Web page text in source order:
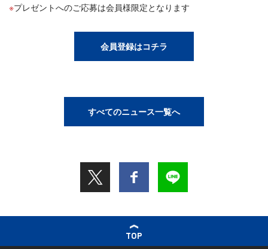
プレゼントへのご応募は会員様限定となります
会員登録はコチラ
すべてのニュース一覧へ
TOP